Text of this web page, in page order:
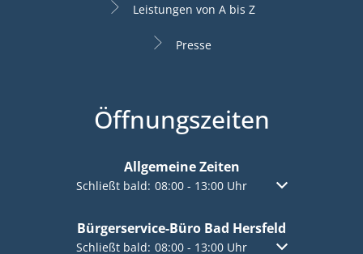
Leistungen von A bis Z
Presse
Öffnungszeiten
Allgemeine Zeiten
Klicken, um weitere Öffnungs- oder Schließzeiten
Schließt bald: 08:00- 13:00Uhr Von 08:00 bis
Bürgerservice-Büro Bad Hersfeld
Klicken, um weitere Öffnungs- oder Schließzeiten
Schließt bald: 08:00- 13:00Uhr Von 08:00 bis